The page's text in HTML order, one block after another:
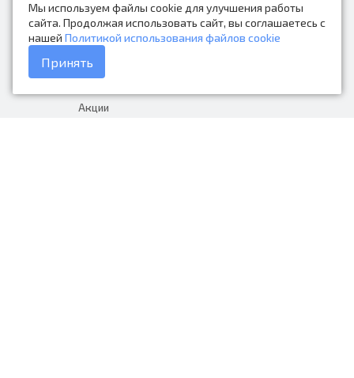
Мы используем файлы cookie для улучшения работы
сайта. Продолжая использовать сайт, вы соглашаетесь с
нашей Политикой использования файлов cookie
Принять
Контакты
Каталог товаров
Доставка и оплата
Акции